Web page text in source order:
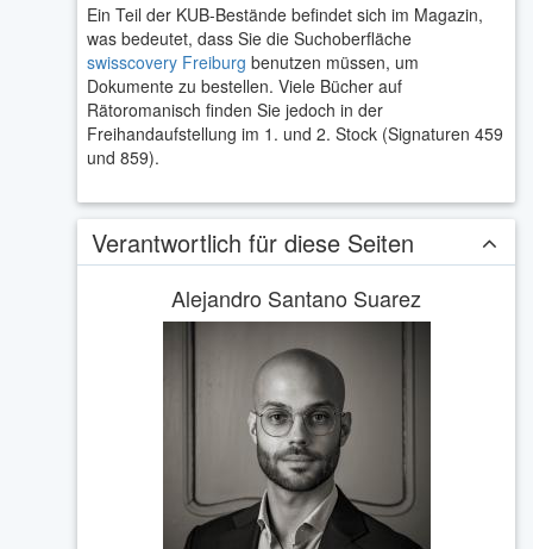
Ein Teil der KUB-Bestände befindet sich im Magazin,
was bedeutet, dass Sie die Suchoberfläche
swisscovery Freiburg benutzen müssen, um
Dokumente zu bestellen. Viele Bücher auf
Rätoromanisch finden Sie jedoch in der
Freihandaufstellung im 1. und 2. Stock (Signaturen 459
und 859).
Verantwortlich für diese Seiten
Alejandro Santano Suarez